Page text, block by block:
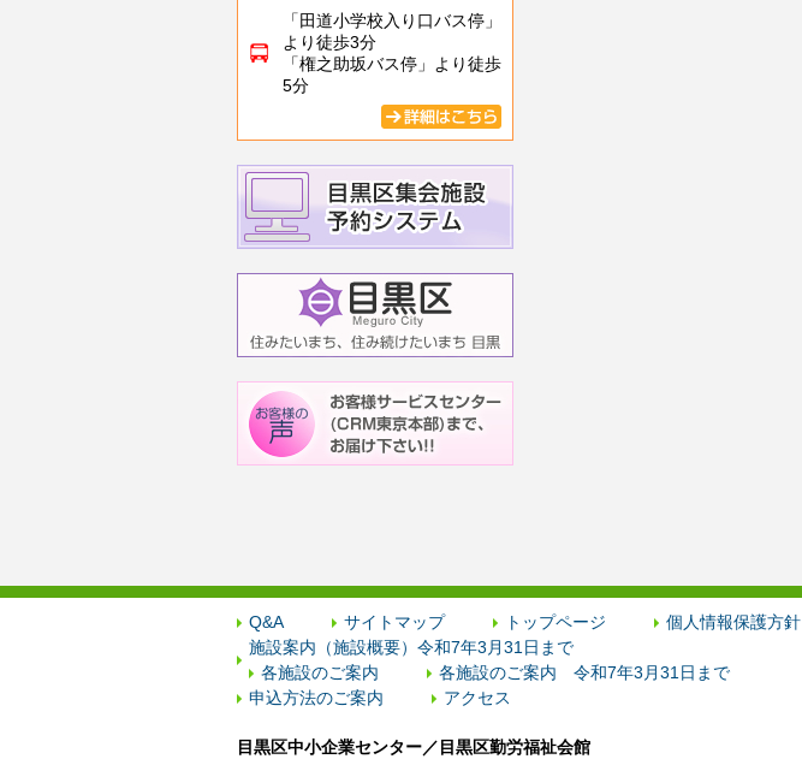
「田道小学校入り口バス停」
より徒歩3分
「権之助坂バス停」より徒歩
5分
Q&A サイトマップ トップページ 個人情報保護方針
施設案内（施設概要）令和7年3月31日まで
各施設のご案内
各施設のご案内 令和7年3月31日まで
申込方法のご案内
アクセス
目黒区中小企業センター／目黒区勤労福祉会館